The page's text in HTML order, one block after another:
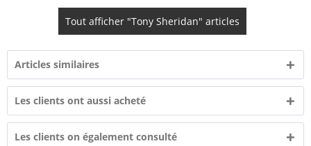
Tout afficher "Tony Sheridan" articles
Articles similaires
Les clients ont aussi acheté
Les clients on également consulté